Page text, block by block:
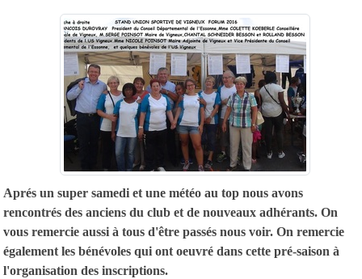
Aprés un super samedi et une météo au top nous avons
rencontrés des anciens du club et de nouveaux adhérants. On
vous remercie aussi à tous d'être passés nous voir. On remercie
également les bénévoles qui ont oeuvré dans cette pré-saison à
l'organisation des inscriptions.